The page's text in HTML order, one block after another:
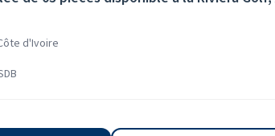
d'Ivoire